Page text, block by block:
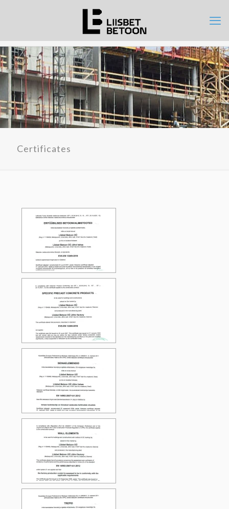
Certificates